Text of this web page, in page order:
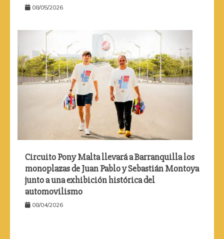
08/05/2026
Circuito Pony Malta llevará a Barranquilla los
monoplazas de Juan Pablo y Sebastián Montoya
junto a una exhibición histórica del
automovilismo
08/04/2026